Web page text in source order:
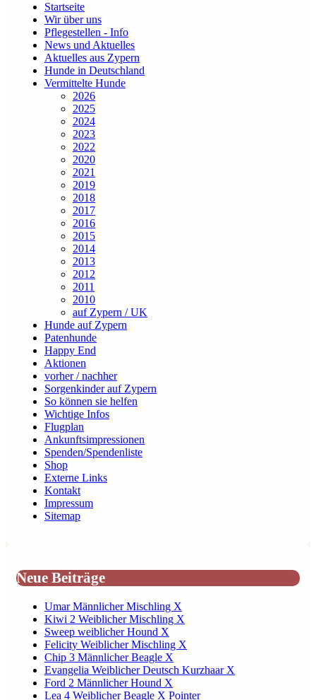
Startseite
Wir über uns
Pflegestellen - Info
News und Aktuelles
Aktuelles aus Zypern
Hunde in Deutschland
Vermittelte Hunde
2026
2025
2024
2023
2022
2020
2021
2019
2018
2017
2016
2015
2014
2013
2012
2011
2010
auf Zypern / UK
Hunde auf Zypern
Patenhunde
Happy End
Aktionen
vorher / nachher
Sorgenkinder auf Zypern
So können sie helfen
Wichtige Infos
Flugplan
Ankunftsimpressionen
Spenden/Spendenliste
Shop
Externe Links
Kontakt
Impressum
Sitemap
Neue Beiträge
Umar Männlicher Mischling X
Kiwi 2 Weiblicher Mischling X
Sweep weiblicher Hound X
Felicity Weiblicher Mischling X
Chip 3 Männlicher Beagle X
Evangelia Weiblicher Deutsch Kurzhaar X
Ford 2 Männlicher Hound X
Lea 4 Weiblicher Beagle X Pointer